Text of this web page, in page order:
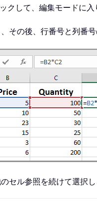
クして、編集モードに入
その後、行番号と列番
セル参照を続けて選択